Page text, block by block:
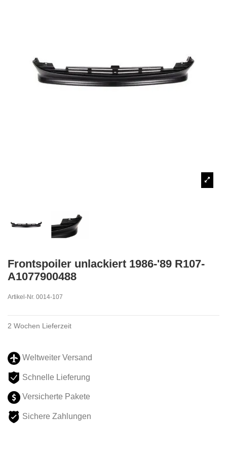
Frontspoiler unlackiert 1986-'89 R107-
A1077900488
Artikel-Nr. 0014-107
2 Wochen Lieferzeit
Weltweiter Versand
Schnelle Lieferung
Versicherte Pakete
Sichere Zahlungen